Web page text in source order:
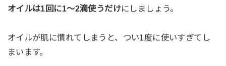
オイルは1回に1～2滴使うだけにしましょう。
オイルが肌に慣れてしまうと、つい1度に使いすぎてし
まいます。